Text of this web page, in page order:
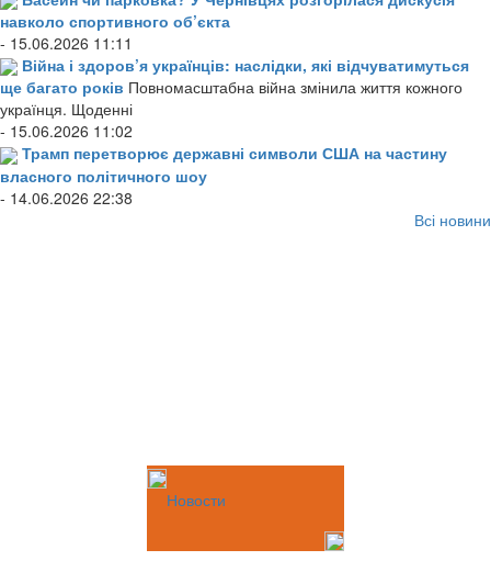
навколо спортивного об’єкта
- 15.06.2026 11:11
Війна і здоров’я українців: наслідки, які відчуватимуться
ще багато років Повномасштабна війна змінила життя кожного
українця. Щоденні
- 15.06.2026 11:02
Трамп перетворює державні символи США на частину
власного політичного шоу
- 14.06.2026 22:38
Всі новини
Новости